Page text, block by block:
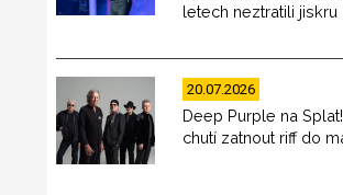
letech neztratili jiskru
20.07.2026
Deep Purple na
chutí zatnout riff do